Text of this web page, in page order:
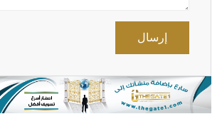
إرسال